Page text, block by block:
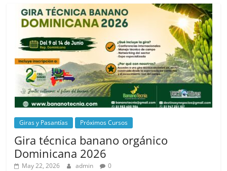
Giras y Pasantías Próximos Cursos
Gira técnica banano orgánico
Dominicana 2026
May 22, 2026 admin 0